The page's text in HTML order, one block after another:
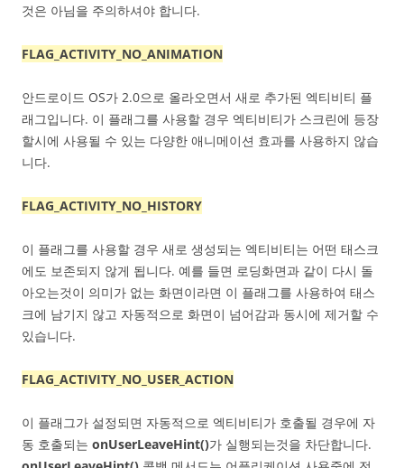
것은 아님을 주의하셔야 합니다.
FLAG_ACTIVITY_NO_ANIMATION
안드로이드 OS가 2.0으로 올라오면서 새로 추가된 엑티비티 플
래그입니다. 이 플래그를 사용할 경우 엑티비티가 스크린에 등장
할시에 사용될 수 있는 다양한 애니메이션 효과를 사용하지 않습
니다.
FLAG_ACTIVITY_NO_HISTORY
이 플래그를 사용할 경우 새로 생성되는 엑티비티는 어떤 태스크
에도 보존되지 않게 됩니다. 예를 들면 로딩화면과 같이 다시 돌
아오는것이 의미가 없는 화면이라면 이 플래그를 사용하여 태스
크에 남기지 않고 자동적으로 화면이 넘어감과 동시에 제거할 수
있습니다.
FLAG_ACTIVITY_NO_USER_ACTION
이 플래그가 설정되면 자동적으로 엑티비티가 호출될 경우에 자
동 호출되는 onUserLeaveHint()가 실행되는것을 차단합니다.